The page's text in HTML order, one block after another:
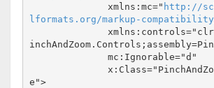
xmlns:mc=" http://
lformats.org/markup-
xmlns:controls="clr-
mc:Ignorable="d"